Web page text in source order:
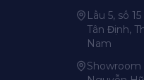
Lầu 5, số
Tân Định,
Nam